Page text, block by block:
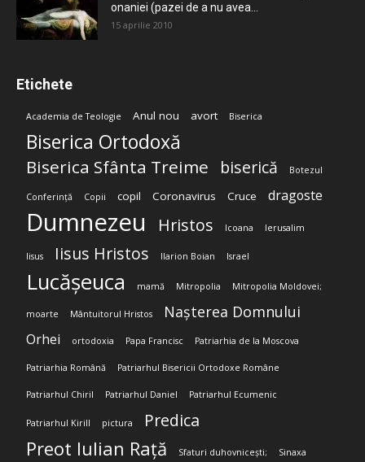
onaniei (pazei de a nu avea...
15 aprilie 2010
Etichete
Academia de Teologie Anul nou avort Biserica
Biserica Ortodoxă
Biserica Sfânta Treime biserică Botezul
Conferință Copii copil Coronavirus Cruce dragoste
Dumnezeu Hristos Icoana Ierusalim
Iisus Iisus Hristos Ilarion Boian Israel
Lucășeuca mamă Mitropolia Mitropolia Moldovei;
moarte Mântuitorul Hristos Nașterea Domnului
Orhei ortodoxia Papa Francisc Patriarhia de la Moscova
Patriarhia Română Patriarhul Bisericii Ortodoxe Române
Patriarhul Chiril Patriarhul Daniel Patriarhul Ecumenic
Patriarhul Kirill pictura Predica
Preot Iulian Rață Sfaturi duhovnicești; Sinaxa